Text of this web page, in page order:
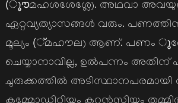
(ൂൗമഹശശേശ്ലേ). അഥവാ
ഏറ്റവ്യത്യാസങ്ങള്‍ വരും.
മൂല്യം (്മഹൗല) ആണ്. പണം
ചെയ്യാനാവില്ല, ഉല്‍പന്നം അതിന്
ചുരുക്കത്തില്‍ അടിസ്ഥാനപരമായി